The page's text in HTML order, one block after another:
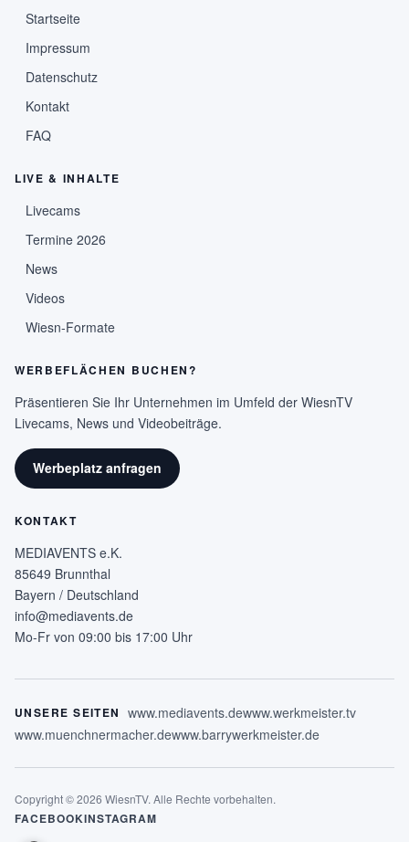
Startseite
Impressum
Datenschutz
Kontakt
FAQ
LIVE & INHALTE
Livecams
Termine 2026
News
Videos
Wiesn-Formate
WERBEFLÄCHEN BUCHEN?
Präsentieren Sie Ihr Unternehmen im Umfeld der WiesnTV
Livecams, News und Videobeiträge.
Werbeplatz anfragen
KONTAKT
MEDIAVENTS e.K.
85649 Brunnthal
Bayern / Deutschland
info@mediavents.de
Mo-Fr von 09:00 bis 17:00 Uhr
UNSERE SEITEN www.mediavents.dewww.werkmeister.tv
www.muenchnermacher.dewww.barrywerkmeister.de
Copyright © 2026 WiesnTV. Alle Rechte vorbehalten.
FACEBOOKINSTAGRAM